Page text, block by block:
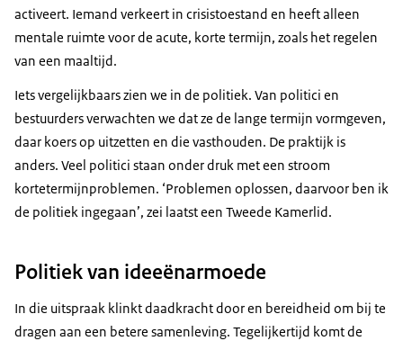
activeert. Iemand verkeert in crisistoestand en heeft alleen
mentale ruimte voor de acute, korte termijn, zoals het regelen
van een maaltijd.
Iets vergelijkbaars zien we in de politiek. Van politici en
bestuurders verwachten we dat ze de lange termijn vormgeven,
daar koers op uitzetten en die vasthouden. De praktijk is
anders. Veel politici staan onder druk met een stroom
kortetermijnproblemen. ‘Problemen oplossen, daarvoor ben ik
de politiek ingegaan’, zei laatst een Tweede Kamerlid.
Politiek van ideeënarmoede
In die uitspraak klinkt daadkracht door en bereidheid om bij te
dragen aan een betere samenleving. Tegelijkertijd komt de